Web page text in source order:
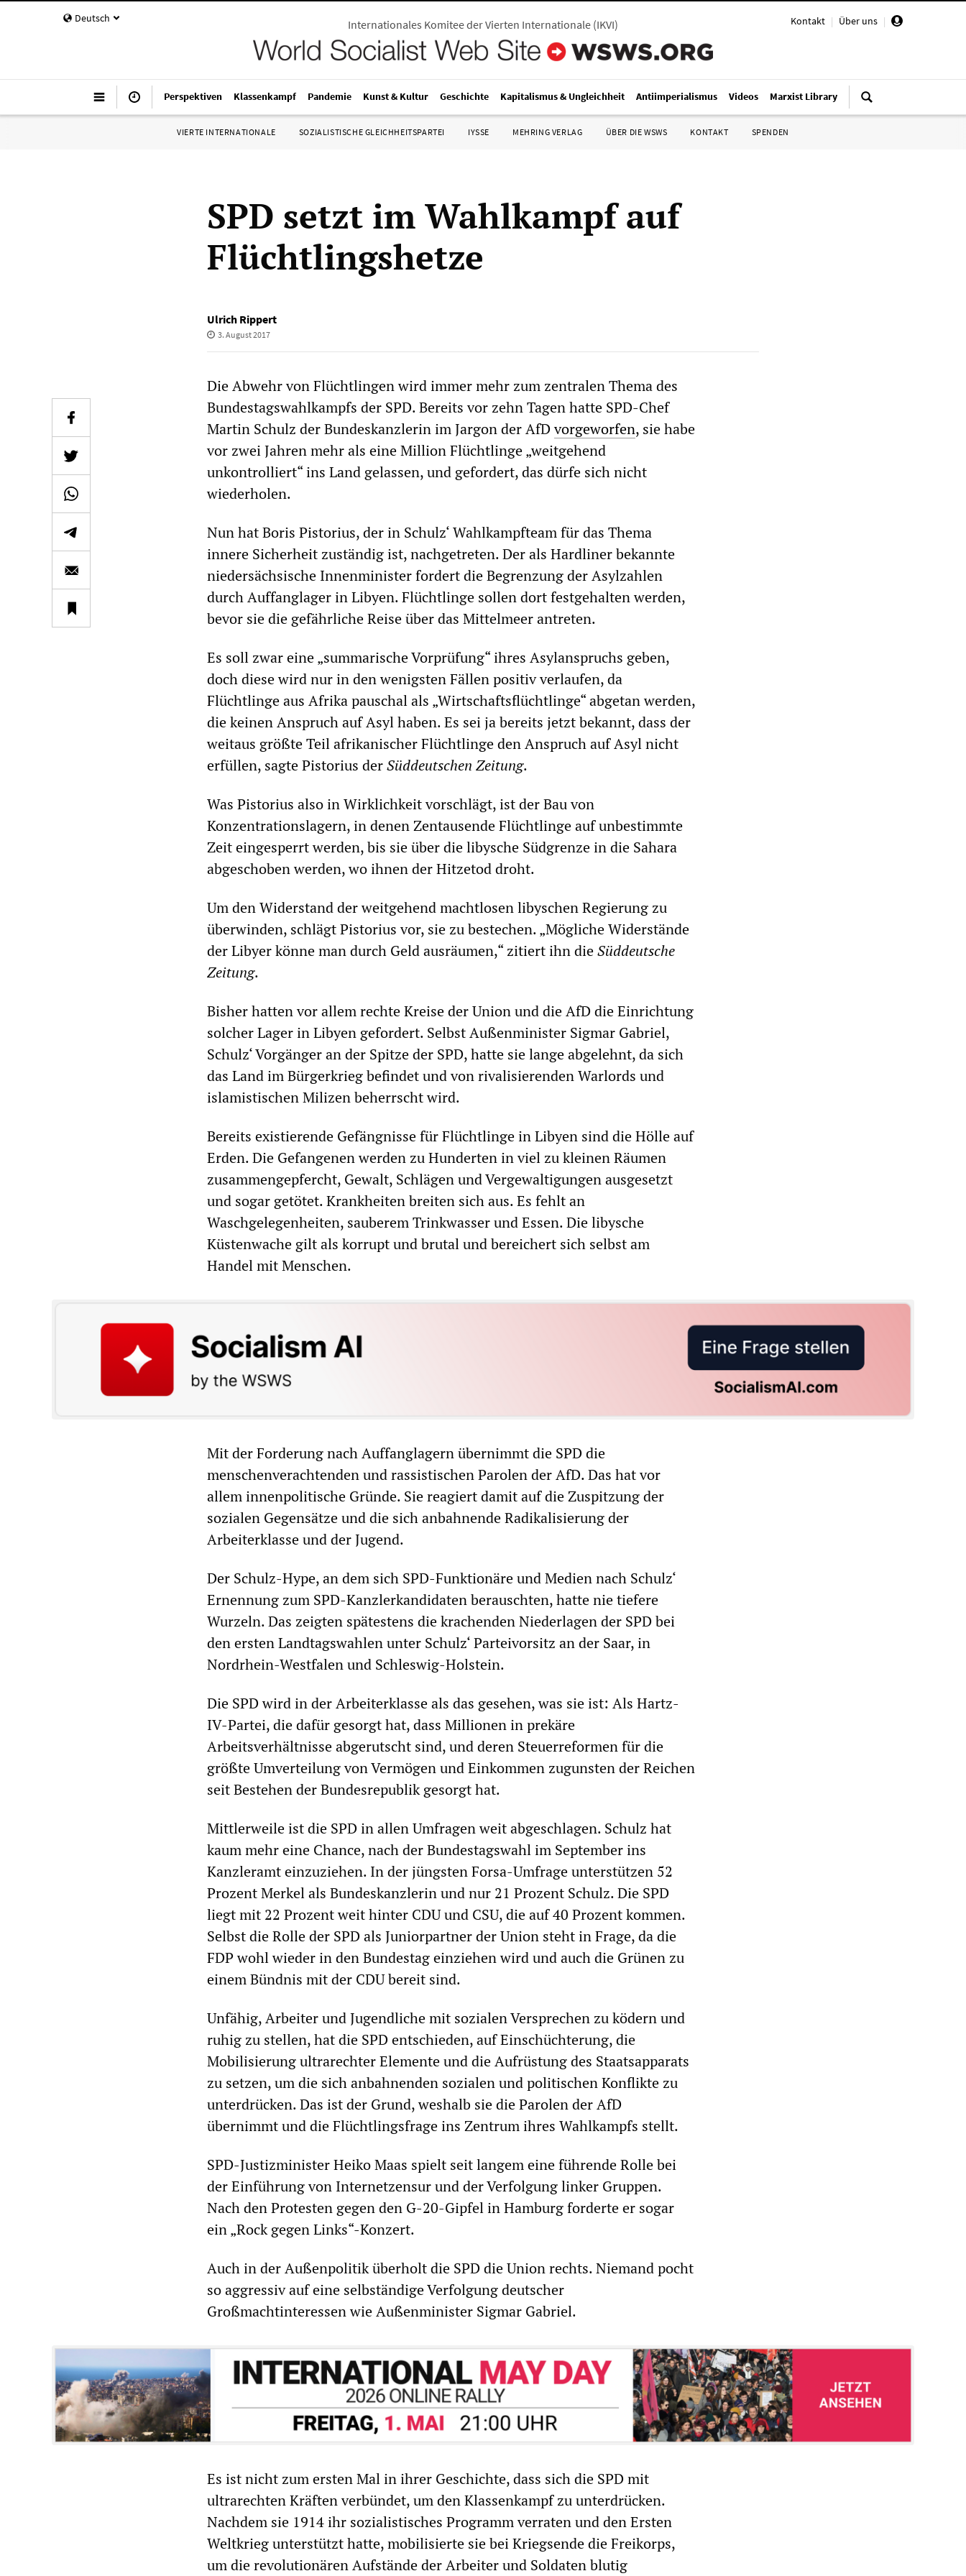
Deutsch Kontakt | Über uns |
Internationales Komitee der Vierten Internationale (IKVI)
Perspektiven Klassenkampf Pandemie Kunst & Kultur Geschichte Kapitalismus & Ungleichheit Antiimperialismus Videos Marxist Library
VIERTE INTERNATIONALE SOZIALISTISCHE GLEICHHEITSPARTEI IYSSE MEHRING VERLAG ÜBER DIE WSWS KONTAKT SPENDEN
SPD setzt im Wahlkampf auf
Flüchtlingshetze
Ulrich Rippert
3. August 2017
Die Abwehr von Flüchtlingen wird immer mehr zum zentralen Thema des
Bundestagswahlkampfs der SPD. Bereits vor zehn Tagen hatte SPD-Chef
Martin Schulz der Bundeskanzlerin im Jargon der AfDvorgeworfen, sie habe
vor zwei Jahren mehr als eine Million Flüchtlinge „weitgehend
unkontrolliert“ ins Land gelassen, und gefordert, das dürfe sich nicht
wiederholen.
Nun hat Boris Pistorius, der in Schulz‘ Wahlkampfteam für das Thema
innere Sicherheit zuständig ist, nachgetreten. Der als Hardliner bekannte
niedersächsische Innenminister fordert die Begrenzung der Asylzahlen
durch Auffanglager in Libyen. Flüchtlinge sollen dort festgehalten werden,
bevor sie die gefährliche Reise über das Mittelmeer antreten.
Es soll zwar eine „summarische Vorprüfung“ ihres Asylanspruchs geben,
doch diese wird nur in den wenigsten Fällen positiv verlaufen, da
Flüchtlinge aus Afrika pauschal als „Wirtschaftsflüchtlinge“ abgetan werden,
die keinen Anspruch auf Asyl haben. Es sei ja bereits jetzt bekannt, dass der
weitaus größte Teil afrikanischer Flüchtlinge den Anspruch auf Asyl nicht
erfüllen, sagte Pistorius derSüddeutschen Zeitung.
Was Pistorius also in Wirklichkeit vorschlägt, ist der Bau von
Konzentrationslagern, in denen Zentausende Flüchtlinge auf unbestimmte
Zeit eingesperrt werden, bis sie über die libysche Südgrenze in die Sahara
abgeschoben werden, wo ihnen der Hitzetod droht.
Um den Widerstand der weitgehend machtlosen libyschen Regierung zu
überwinden, schlägt Pistorius vor, sie zu bestechen. „Mögliche Widerstände
der Libyer könne man durch Geld ausräumen,“ zitiert ihn dieSüddeutsche
Zeitung.
Bisher hatten vor allem rechte Kreise der Union und die AfD die Einrichtung
solcher Lager in Libyen gefordert. Selbst Außenminister Sigmar Gabriel,
Schulz‘ Vorgänger an der Spitze der SPD, hatte sie lange abgelehnt, da sich
das Land im Bürgerkrieg befindet und von rivalisierenden Warlords und
islamistischen Milizen beherrscht wird.
Bereits existierende Gefängnisse für Flüchtlinge in Libyen sind die Hölle auf
Erden. Die Gefangenen werden zu Hunderten in viel zu kleinen Räumen
zusammengepfercht, Gewalt, Schlägen und Vergewaltigungen ausgesetzt
und sogar getötet. Krankheiten breiten sich aus. Es fehlt an
Waschgelegenheiten, sauberem Trinkwasser und Essen. Die libysche
Küstenwache gilt als korrupt und brutal und bereichert sich selbst am
Handel mit Menschen.
Mit der Forderung nach Auffanglagern übernimmt die SPD die
menschenverachtenden und rassistischen Parolen der AfD. Das hat vor
allem innenpolitische Gründe. Sie reagiert damit auf die Zuspitzung der
sozialen Gegensätze und die sich anbahnende Radikalisierung der
Arbeiterklasse und der Jugend.
Der Schulz-Hype, an dem sich SPD-Funktionäre und Medien nach Schulz‘
Ernennung zum SPD-Kanzlerkandidaten berauschten, hatte nie tiefere
Wurzeln. Das zeigten spätestens die krachenden Niederlagen der SPD bei
den ersten Landtagswahlen unter Schulz‘ Parteivorsitz an der Saar, in
Nordrhein-Westfalen und Schleswig-Holstein.
Die SPD wird in der Arbeiterklasse als das gesehen, was sie ist: Als Hartz-
IV-Partei, die dafür gesorgt hat, dass Millionen in prekäre
Arbeitsverhältnisse abgerutscht sind, und deren Steuerreformen für die
größte Umverteilung von Vermögen und Einkommen zugunsten der Reichen
seit Bestehen der Bundesrepublik gesorgt hat.
Mittlerweile ist die SPD in allen Umfragen weit abgeschlagen. Schulz hat
kaum mehr eine Chance, nach der Bundestagswahl im September ins
Kanzleramt einzuziehen. In der jüngsten Forsa-Umfrage unterstützen 52
Prozent Merkel als Bundeskanzlerin und nur 21 Prozent Schulz. Die SPD
liegt mit 22 Prozent weit hinter CDU und CSU, die auf 40 Prozent kommen.
Selbst die Rolle der SPD als Juniorpartner der Union steht in Frage, da die
FDP wohl wieder in den Bundestag einziehen wird und auch die Grünen zu
einem Bündnis mit der CDU bereit sind.
Unfähig, Arbeiter und Jugendliche mit sozialen Versprechen zu ködern und
ruhig zu stellen, hat die SPD entschieden, auf Einschüchterung, die
Mobilisierung ultrarechter Elemente und die Aufrüstung des Staatsapparats
zu setzen, um die sich anbahnenden sozialen und politischen Konflikte zu
unterdrücken. Das ist der Grund, weshalb sie die Parolen der AfD
übernimmt und die Flüchtlingsfrage ins Zentrum ihres Wahlkampfs stellt.
SPD-Justizminister Heiko Maas spielt seit langem eine führende Rolle bei
der Einführung von Internetzensur und der Verfolgung linker Gruppen.
Nach den Protesten gegen den G-20-Gipfel in Hamburg forderte er sogar
ein „Rock gegen Links“-Konzert.
Auch in der Außenpolitik überholt die SPD die Union rechts. Niemand pocht
so aggressiv auf eine selbständige Verfolgung deutscher
Großmachtinteressen wie Außenminister Sigmar Gabriel.
Es ist nicht zum ersten Mal in ihrer Geschichte, dass sich die SPD mit
ultrarechten Kräften verbündet, um den Klassenkampf zu unterdrücken.
Nachdem sie 1914 ihr sozialistisches Programm verraten und den Ersten
Weltkrieg unterstützt hatte, mobilisierte sie bei Kriegsende die Freikorps,
um die revolutionären Aufstände der Arbeiter und Soldaten blutig